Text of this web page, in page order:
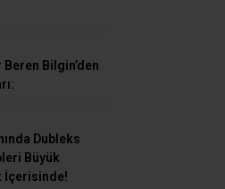
Beren Bilgin’den
Dubleks
Büyük
İçerisinde!